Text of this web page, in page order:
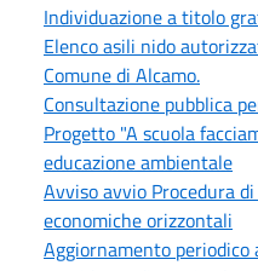
Individuazione a titolo
Elenco asili nido
Comune di Alcamo.
Consultazione pubblica
Progetto "A scuola
educazione ambientale
Avviso avvio Procedura
economiche orizzontali
Aggiornamento periodico